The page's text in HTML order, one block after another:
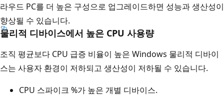
라우드 PC를 더 높은 구성으로 업그레이드하면 성능과 생산성이
향상될 수 있습니다.
물리적 디바이스에서 높은 CPU 사용량
조직 평균보다 CPU 급증 비율이 높은 Windows 물리적 디바이
스는 사용자 환경이 저하되고 생산성이 저하될 수 있습니다.
CPU 스파이크 %가 높은 개별 디바이스.